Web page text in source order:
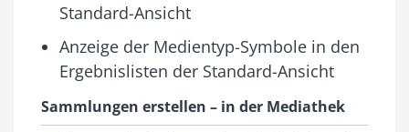
Standard-Ansicht
Anzeige der Medientyp-Symbole in den
Ergebnislisten der Standard-Ansicht
Sammlungen erstellen – in der Mediathek